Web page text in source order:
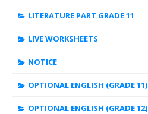
LITERATURE PART GRADE 11
LIVE WORKSHEETS
NOTICE
OPTIONAL ENGLISH (GRADE 11)
OPTIONAL ENGLISH (GRADE 12)